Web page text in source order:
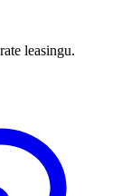
leasingu.